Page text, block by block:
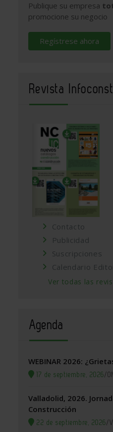
Publique su empresa
promocione su negocio
Regístrese ahora
Revista
Contacto
Publicidad
Suscripciones
Calendario
Ver todas las
Agenda
WEBINAR 2026:
17 de septiembre, 2026/
Valladolid, 2026.
Construcción
22 de septiembre, 2026/